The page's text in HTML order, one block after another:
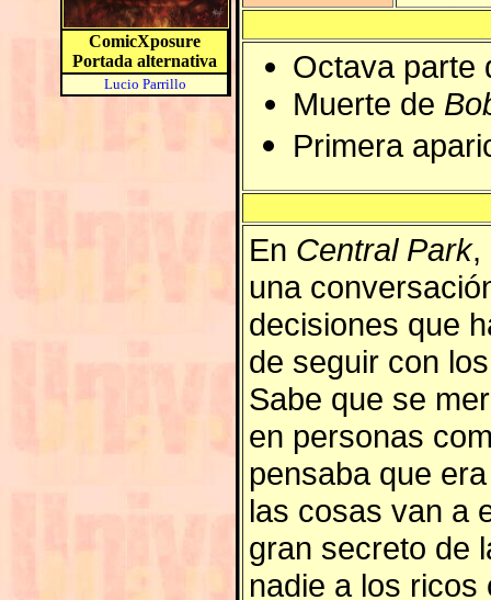
ComicXposure
Portada alternativa
Lucio Parrillo
Octava parte
Muerte de
Primera
En Central Park,
una
decisiones que
de seguir con
Sabe que se
en personas
pensaba que
las cosas van a
gran secreto de
nadie a los